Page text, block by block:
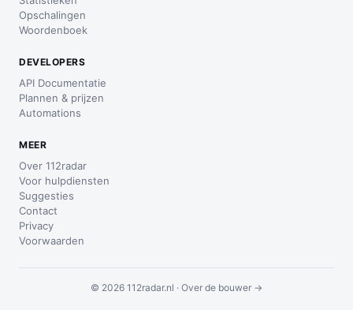
Opschalingen
Woordenboek
DEVELOPERS
API Documentatie
Plannen & prijzen
Automations
MEER
Over 112radar
Voor hulpdiensten
Suggesties
Contact
Privacy
Voorwaarden
© 2026 112radar.nl · Over de bouwer →